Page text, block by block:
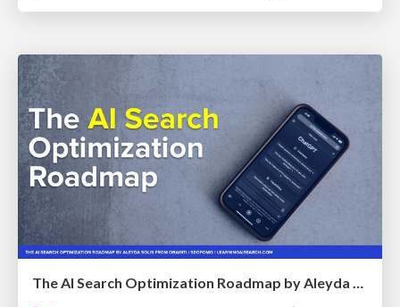
The AI Search Optimization Roadmap by Aleyda Solis